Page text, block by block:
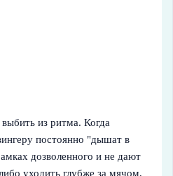
из ритма. Когда
постоянно "дышат в
дозволенного и не дают
уходить глубже за мячом,